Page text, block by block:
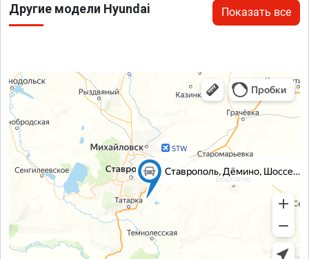
Другие модели Hyundai Показать все